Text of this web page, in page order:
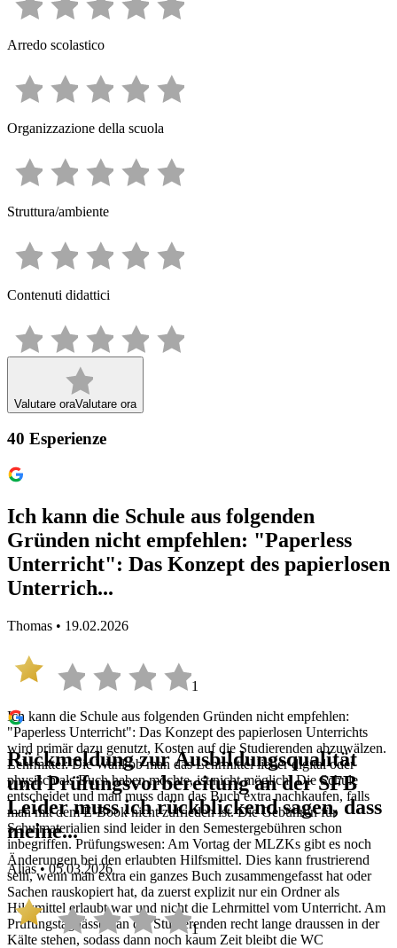
Arredo scolastico
Organizzazione della scuola
Struttura/ambiente
Contenuti didattici
Valutare oraValutare ora
40 Esperienze
Ich kann die Schule aus folgenden
Gründen nicht empfehlen: "Paperless
Unterricht": Das Konzept des papierlosen
Unterrich...
Thomas • 19.02.2026
1
Ich kann die Schule aus folgenden Gründen nicht empfehlen:
"Paperless Unterricht": Das Konzept des papierlosen Unterrichts
wird primär dazu genutzt, Kosten auf die Studierenden abzuwälzen.
Lehrmittel: Die Wahl ob man das Lehrmittel lieber digital oder
physisch als Buch haben möchte, ist nicht möglich. Die Schule
entscheidet und man muss dann das Buch extra nachkaufen, falls
man mit dem E-Book nicht zufrieden ist. Die Gebühren für
Schulmaterialien sind leider in den Semestergebühren schon
inbegriffen. Prüfungswesen: Am Vortag der MLZKs gibt es noch
Änderungen bei den erlaubten Hilfsmittel. Dies kann frustrierend
sein, wenn man extra ein ganzes Buch zusammengefasst hat oder
Sachen rauskopiert hat, da zuerst explizit nur ein Ordner als
Hilfsmittel erlaubt war und nicht die Lehrmittel vom Unterricht. Am
Prüfungstag lässt man die Studierenden recht lange draussen in der
Kälte stehen, sodass dann noch kaum Zeit bleibt die WC
Rückmeldung zur Ausbildungsqualität
und Prüfungsvorbereitung an der SFB
Leider muss ich rückblickend sagen, dass
meine...
Alias • 05.03.2026
1